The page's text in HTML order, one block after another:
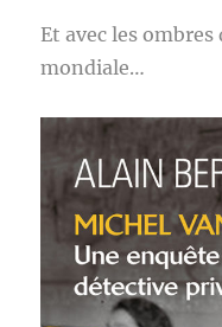
Et avec les ombres
mondiale…